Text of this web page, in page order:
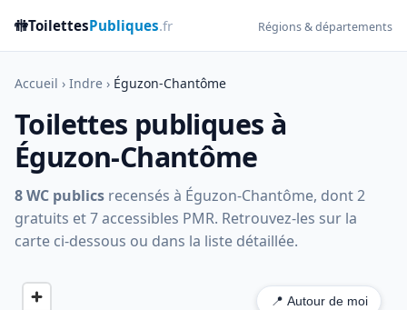
🚻ToilettesPubliques.fr Régions & départements
Accueil › Indre › Éguzon-Chantôme
Toilettes publiques à
Éguzon-Chantôme
8 WC publics recensés à Éguzon-Chantôme, dont 2
gratuits et 7 accessibles PMR. Retrouvez-les sur la
carte ci-dessous ou dans la liste détaillée.
📍 Autour de moi